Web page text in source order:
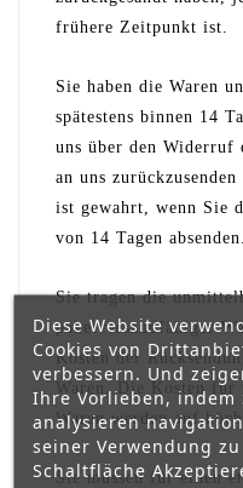
frühere Zeitpunkt ist.
Sie haben die Waren
spätestens binnen 14
uns über den Widerruf
an uns
ist gewahrt, wenn Sie
von 14 Tagen absenden.
Sie tragen die
paketversandfähiger
Kosten der
Waren. Die Kosten für
Waren werden auf
Sie müssen für einen
Diese Website
Cookies von
verbessern. Und
Ihre Vorlieben, indem
analysieren
seiner Verwendung
Schaltfläche